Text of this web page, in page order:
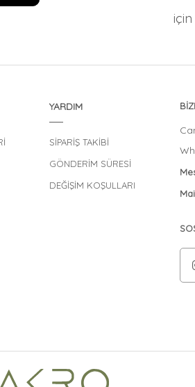
YARDIM
SİPARİŞ TAKİBİ
GÖNDERİM SÜRESİ
DEĞİŞİM KOŞULLARI